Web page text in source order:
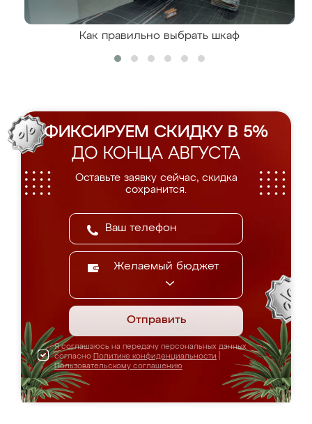
Как правильно выбрать шкаф
ФИКСИРУЕМ СКИДКУ В 5%
ДО КОНЦА АВГУСТА
Оставьте заявку сейчас, скидка
сохранится.
Желаемый бюджет
Отправить
Я соглашаюсь на передачу персональных данных
согласно Политике конфиденциальности
Пользовательскому соглашению